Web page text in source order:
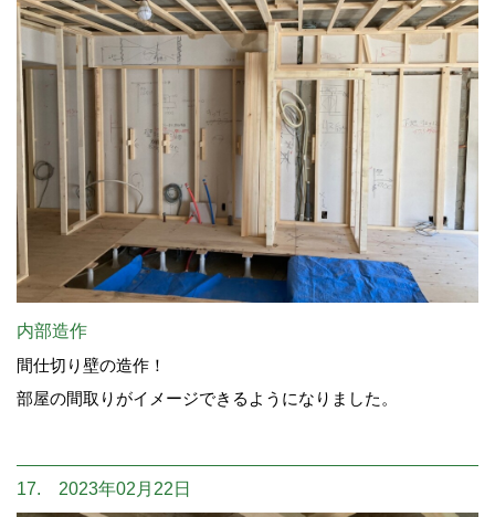
内部造作
間仕切り壁の造作！
部屋の間取りがイメージできるようになりました。
17. 2023年02月22日